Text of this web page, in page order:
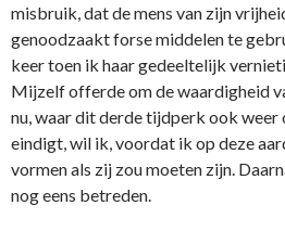
misbruik, dat de mens van zijn
genoodzaakt forse middelen te
keer toen ik haar gedeeltelijk
Mijzelf offerde om de waardigheid
nu, waar dit derde tijdperk ook weer
eindigt, wil ik, voordat ik op deze
vormen als zij zou moeten zijn.
nog eens betreden.